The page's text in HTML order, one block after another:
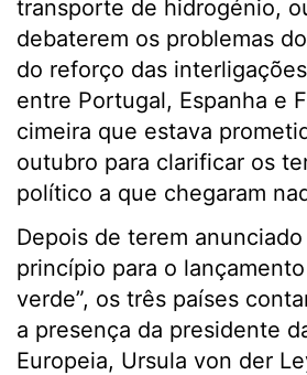
transporte de hidrogénio,
debaterem os problemas
do reforço das
entre Portugal, Espanha e
cimeira que estava
outubro para clarificar os
político a que chegaram
Depois de terem
princípio para o
verde”, os três países
a presença da presidente
Europeia, Ursula von der